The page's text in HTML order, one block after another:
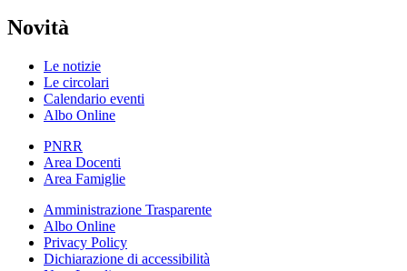
Novità
Le notizie
Le circolari
Calendario eventi
Albo Online
PNRR
Area Docenti
Area Famiglie
Amministrazione Trasparente
Albo Online
Privacy Policy
Dichiarazione di accessibilità